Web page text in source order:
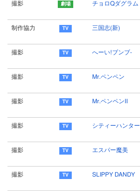
撮影 チョロQダグラム
制作協力 三国志(新)
撮影 へーい!ブンブ-
撮影 Mr.ペンペン
撮影 Mr.ペンペンⅡ
撮影 シティーハンター
撮影 エスパー魔美
撮影 SLIPPY DANDY